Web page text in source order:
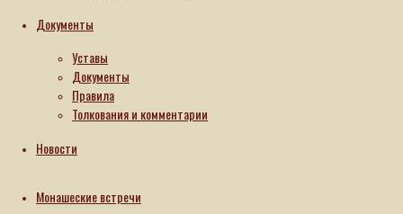
Документы
Уставы
Документы
Правила
Толкования и комментарии
Новости
Монашеские встречи